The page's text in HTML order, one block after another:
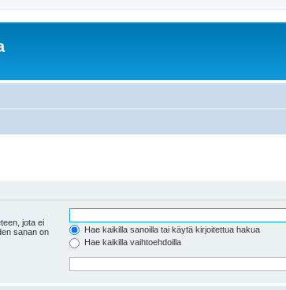
jota ei
sanan on
Hae kaikilla sanoilla tai käytä kirjoitettua hakua
Hae kaikilla vaihtoehdoilla